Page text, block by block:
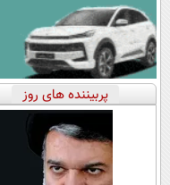
پربیننده های روز